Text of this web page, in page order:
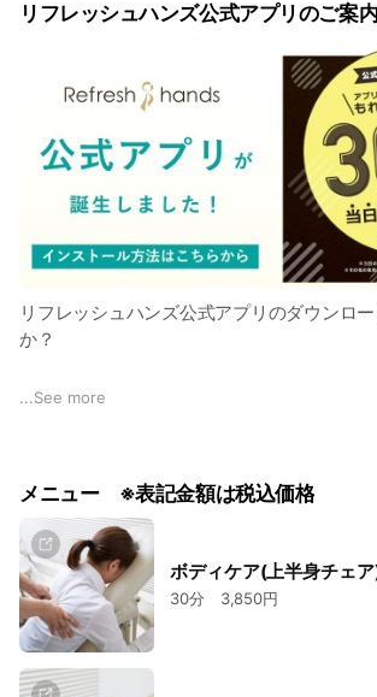
リフレッシュハンズ公式アプリのご案内
リフレッシュハンズ公式アプリのダウンロ
か？
公式アプリの便利なポイント😊
典)今後も随時クーポン配信していきます！
紙のスタンプカードの代わりになるので、ス
く忘れてしまう方やなくしてしまう方にも是
もちろん、今まで紙のスタンプカードに貯め
ントもアプリへ移行できます😊
...See more
メニュー ※表記金額は税込価格
ボディケア(上半身チェ
30分 3,850円